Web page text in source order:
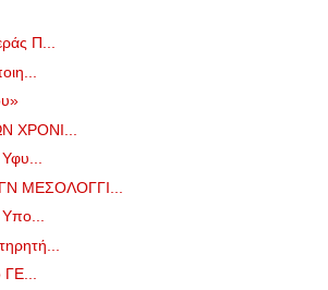
Π...
ΧΡΟΝΙ...
ΜΕΣΟΛΟΓΓΙ...